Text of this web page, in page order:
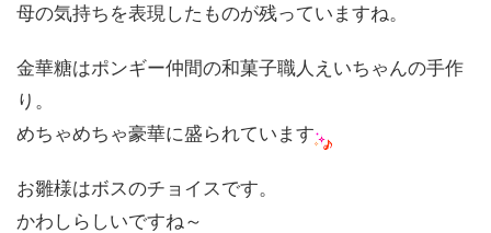
母の気持ちを表現したものが残っていますね。
金華糖はポンギー仲間の和菓子職人えいちゃんの手作
り。
めちゃめちゃ豪華に盛られています
お雛様はボスのチョイスです。
かわしらしいですね～